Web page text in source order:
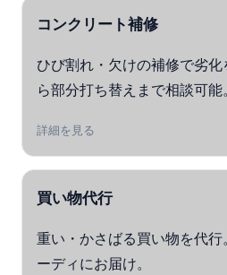
コンクリート補修
ひび割れ・欠けの補修で劣
ら部分打ち替えまで相談可能。
詳細を見る
買い物代行
重い・かさばる買い物を代
ーディにお届け。